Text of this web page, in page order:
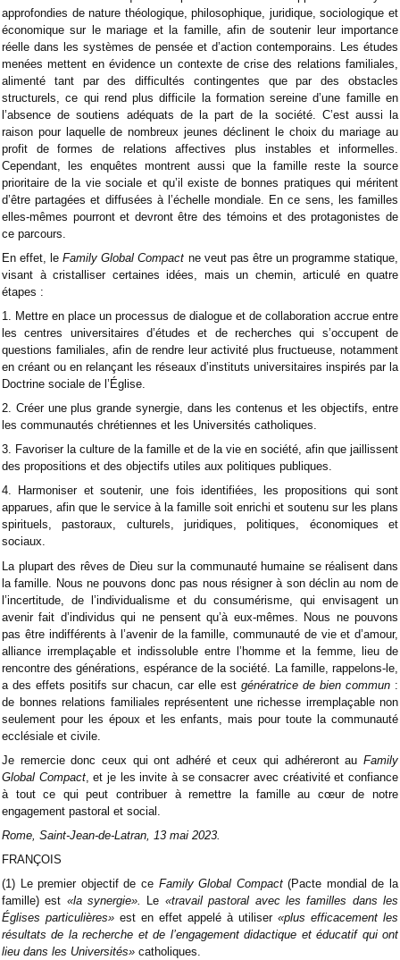
approfondies de nature théologique, philosophique, juridique, sociologique et
économique sur le mariage et la famille, afin de soutenir leur importance
réelle dans les systèmes de pensée et d’action contemporains. Les études
menées mettent en évidence un contexte de crise des relations familiales,
alimenté tant par des difficultés contingentes que par des obstacles
structurels, ce qui rend plus difficile la formation sereine d’une famille en
l’absence de soutiens adéquats de la part de la société. C’est aussi la
raison pour laquelle de nombreux jeunes déclinent le choix du mariage au
profit de formes de relations affectives plus instables et informelles.
Cependant, les enquêtes montrent aussi que la famille reste la source
prioritaire de la vie sociale et qu’il existe de bonnes pratiques qui méritent
d’être partagées et diffusées à l’échelle mondiale. En ce sens, les familles
elles-mêmes pourront et devront être des témoins et des protagonistes de
ce parcours.
En effet, leFamily Global Compact ne veut pas être un programme statique,
visant à cristalliser certaines idées, mais un chemin, articulé en quatre
étapes :
1. Mettre en place un processus de dialogue et de collaboration accrue entre
les centres universitaires d’études et de recherches qui s’occupent de
questions familiales, afin de rendre leur activité plus fructueuse, notamment
en créant ou en relançant les réseaux d’instituts universitaires inspirés par la
Doctrine sociale de l’Église.
2. Créer une plus grande synergie, dans les contenus et les objectifs, entre
les communautés chrétiennes et les Universités catholiques.
3. Favoriser la culture de la famille et de la vie en société, afin que jaillissent
des propositions et des objectifs utiles aux politiques publiques.
4. Harmoniser et soutenir, une fois identifiées, les propositions qui sont
apparues, afin que le service à la famille soit enrichi et soutenu sur les plans
spirituels, pastoraux, culturels, juridiques, politiques, économiques et
sociaux.
La plupart des rêves de Dieu sur la communauté humaine se réalisent dans
la famille. Nous ne pouvons donc pas nous résigner à son déclin au nom de
l’incertitude, de l’individualisme et du consumérisme, qui envisagent un
avenir fait d’individus qui ne pensent qu’à eux-mêmes. Nous ne pouvons
pas être indifférents à l’avenir de la famille, communauté de vie et d’amour,
alliance irremplaçable et indissoluble entre l’homme et la femme, lieu de
rencontre des générations, espérance de la société. La famille, rappelons-le,
a des effets positifs sur chacun, car elle est génératrice de bien commun :
de bonnes relations familiales représentent une richesse irremplaçable non
seulement pour les époux et les enfants, mais pour toute la communauté
ecclésiale et civile.
Je remercie donc ceux qui ont adhéré et ceux qui adhéreront au Family
Global Compact, et je les invite à se consacrer avec créativité et confiance
à tout ce qui peut contribuer à remettre la famille au cœur de notre
engagement pastoral et social.
Rome, Saint-Jean-de-Latran, 13 mai 2023.
FRANÇOIS
(1) Le premier objectif de ce Family Global Compact(Pacte mondial de la
famille) est «la synergie». Le «travail pastoral avec les familles dans les
Églises particulières» est en effet appelé à utiliser «plus efficacement les
résultats de la recherche et de l’engagement didactique et éducatif qui ont
lieu dans les Universités» catholiques.